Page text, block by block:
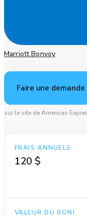
Marriott Bonvoy
Faire une demande
sur le site de American
FRAIS ANNUELS
120 $
VALEUR DU BONI